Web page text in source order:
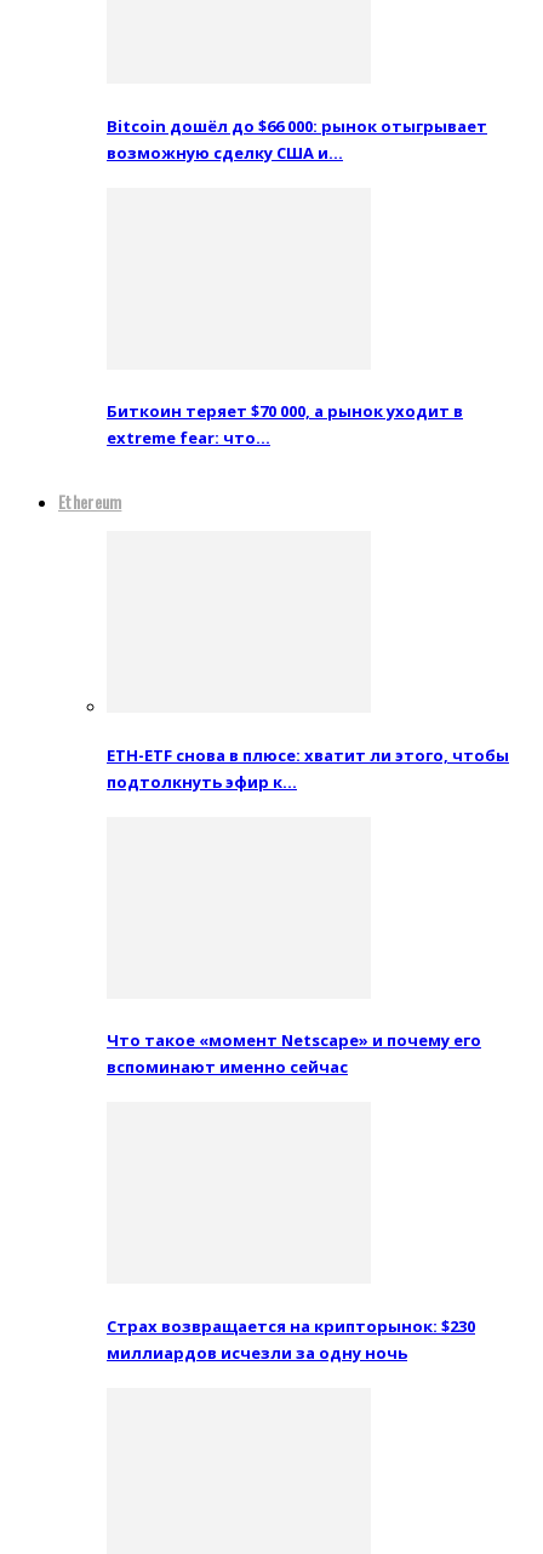
Bitcoin дошёл до $66 000: рынок отыгрывает
возможную сделку США и…
Биткоин теряет $70 000, а рынок уходит в
extreme fear: что…
Ethereum
ETH-ETF снова в плюсе: хватит ли этого, чтобы
подтолкнуть эфир к…
Что такое «момент Netscape» и почему его
вспоминают именно сейчас
Страх возвращается на крипторынок: $230
миллиардов исчезли за одну ночь